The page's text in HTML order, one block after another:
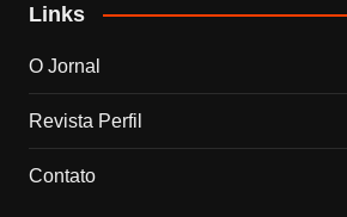
Links
O Jornal
Revista Perfil
Contato